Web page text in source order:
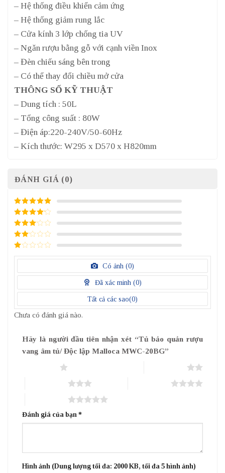
– Hệ thống điều khiển cảm ứng
– Hệ thống giảm rung lắc
– Cửa kính 3 lớp chống tia UV
– Ngăn rượu bằng gỗ với cạnh viền Inox
– Đèn chiếu sáng bên trong
– Có thể thay đổi chiều mở cửa
THÔNG SỐ KỸ THUẬT
– Dung tích : 50L
– Tổng công suất : 80W
– Điện áp:220-240V/50-60Hz
– Kích thước: W295 x D570 x H820mm
ĐÁNH GIÁ (0)
5/ 5 điểm
4/ 5
điểm
3/ 5
điểm
2/
điểm
1
điểm
Có ảnh (0)
Đã xác minh (0)
Tất cả các sao(0)
Chưa có đánh giá nào.
Hãy là người đầu tiên nhận xét “Tủ bảo quản rượu
vang âm tủ/ Độc lập Malloca MWC-20BG”
Đánh giá của bạn *
Hình ảnh (Dung lượng tối đa: 2000 KB, tối đa 5 hình ảnh)